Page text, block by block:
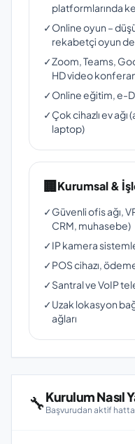
platformlarında
✓Online oyun –
rekabetçi oyun
✓Zoom, Teams,
HD video
✓Online eğitim, e-
✓Çok cihazlı ev ağı
laptop)
🏢Kurumsal &
✓Güvenli ofis ağı,
CRM, muhasebe)
✓IP kamera
✓POS cihazı,
✓Santral ve VoIP
✓Uzak lokasyon
ağları
🔧Kurulum Nasıl
Başvurudan aktif